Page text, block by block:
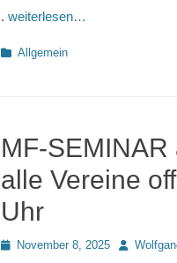
. weiterlesen…
Kategorien
Allgemein
MF-
alle Vereine
Uhr
PostedNovember 8, 2025 Autor